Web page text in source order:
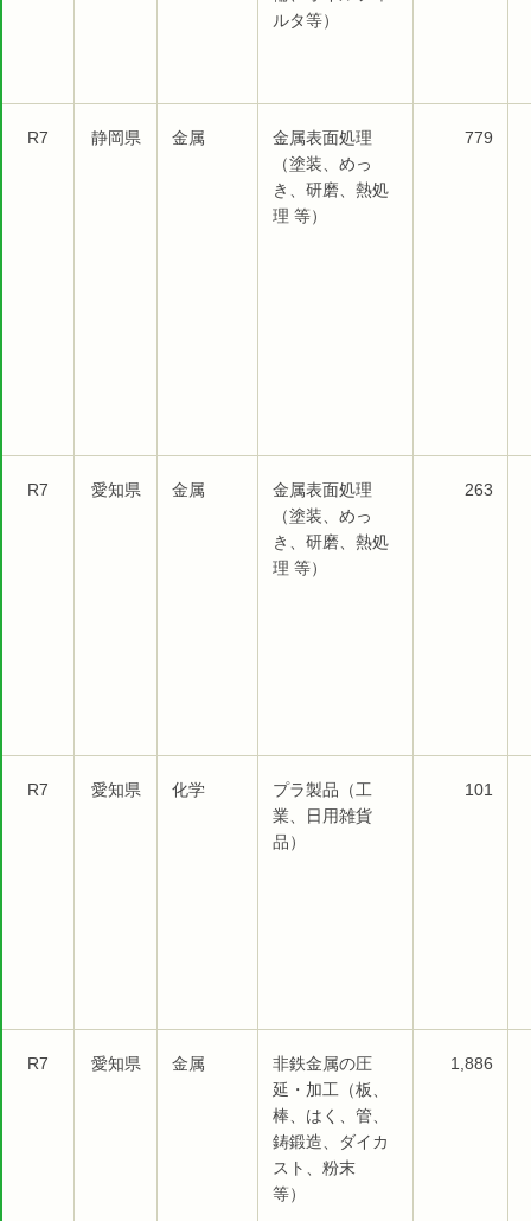
ルタ等）
R7 静岡県 金属
金属表面処理
（塗装、めっ
き、研磨、熱処
理 等）
779
R7 愛知県 金属
金属表面処理
（塗装、めっ
き、研磨、熱処
理 等）
263
R7 愛知県 化学
プラ製品（工
業、日用雑貨
品）
101
R7 愛知県 金属
非鉄金属の圧
延・加工（板、
棒、はく、管、
鋳鍛造、ダイカ
スト、粉末
等）
1,886